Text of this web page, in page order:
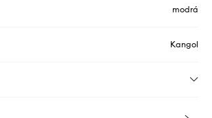
modrá
Kangol